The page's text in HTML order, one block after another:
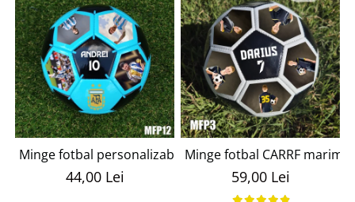
Minge fotbal personalizabila cu poza si text MFN12
44,00 Lei
Minge fotbal CARRF
59,00 Lei